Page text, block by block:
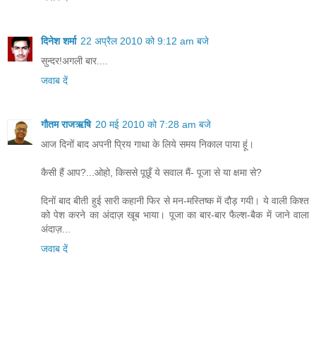
दिनेश शर्मा 22 अप्रैल 2010 को 9:12 am बजे
सुन्दर!अगली बार....
जवाब दें
गौतम राजऋषि 20 मई 2010 को 7:28 am बजे
आज दिनों बाद अपनी प्रिय गाथा के लिये समय निकाल पाया हूं।
कैसी हैं आप?...ओहो, किससे पूछूँ ये सवाल मैं- पूजा से या क्षमा से?
दिनों बाद बीती हुई सारी कहानी फिर से मन-मस्तिष्क में दौड़ गयी। ये वाली किश्त
को पेश करने का अंदाज़ खूब भाया। पूजा का बार-बार फैल्श-बैक में जाने वाला
अंदाज़...
जवाब दें